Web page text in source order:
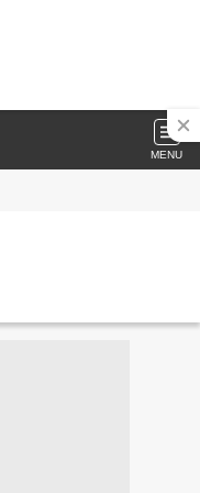
MENU